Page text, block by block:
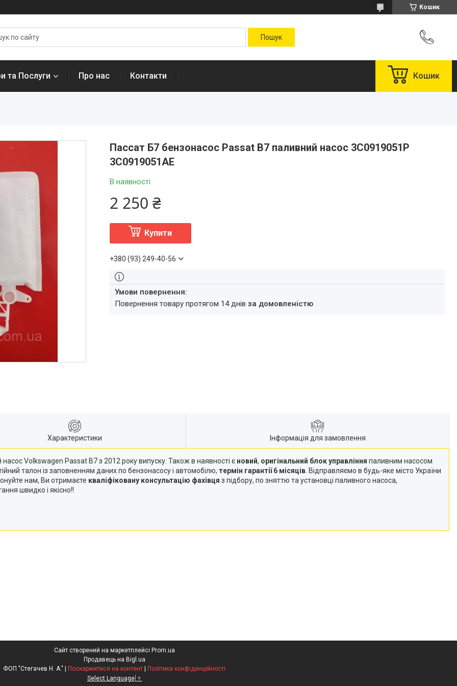
Кошик
та Послуги Про нас Контакти Кошик
Пассат Б7 бензонасос Passat B7 паливний насос 3C0919051P
3C0919051AE
В наявності
2 250 ₴
Купити
+380 (93) 249-40-56
повернення товару протягом 14 днів за домовленістю
Характеристики Інформація для замовлення
Volkswagen Passat B7 з 2012 року випуску. Також в наявності є новий, оригінальний блок управління паливним насосом
талон із заповненням даних по бензонасосу і автомобілю, термін гарантії 6 місяців . Відправляємо в будь-яке місто України
нам, Ви отримаєте кваліфіковану консультацію фахівця з підбору, по зняттю та установці паливного насоса,
швидко і якісно!!
Сайт створений на маркетплейсі Prom.ua
Продавець на Bigl.ua
Поскаржитися на контент
Політика конфіденційності
Select Language ▼